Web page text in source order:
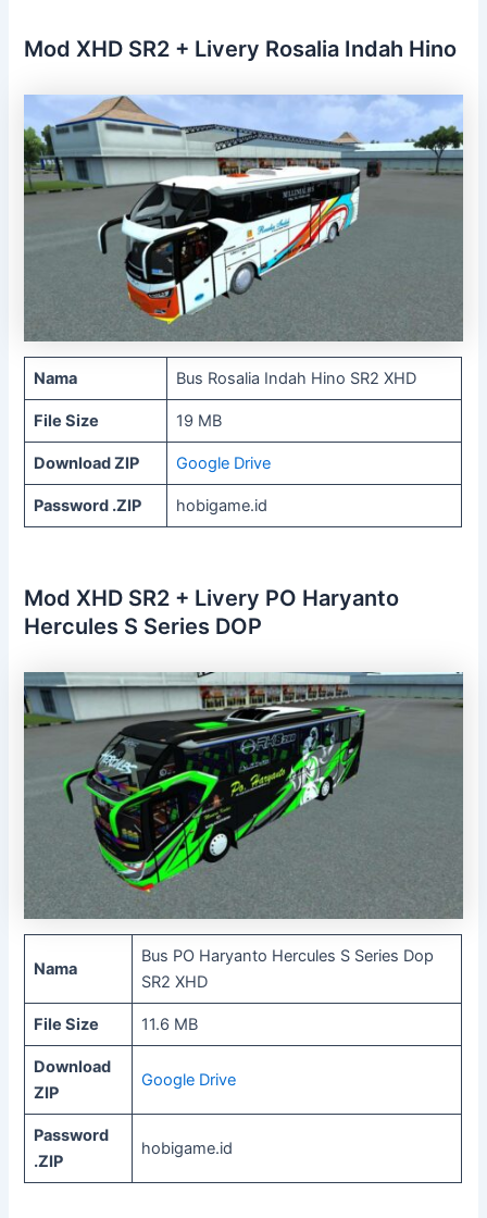
Mod XHD SR2 + Livery Rosalia Indah Hino
Nama Bus Rosalia Indah Hino SR2 XHD
File Size 19 MB
Download ZIP Google Drive
Password .ZIP hobigame.id
Mod XHD SR2 + Livery PO Haryanto
Hercules S Series DOP
Nama
Bus PO Haryanto Hercules S Series Dop
SR2 XHD
File Size 11.6 MB
Download
ZIP
Google Drive
Password
.ZIP
hobigame.id